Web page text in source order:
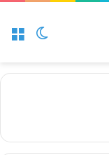
تغییر